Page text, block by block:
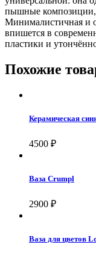
пышные композиции,
Минималистичная и
впишется в
пластики и
Похожие
Керамическая
4500 ₽
Ваза Crumpl
2900 ₽
Ваза для цветов